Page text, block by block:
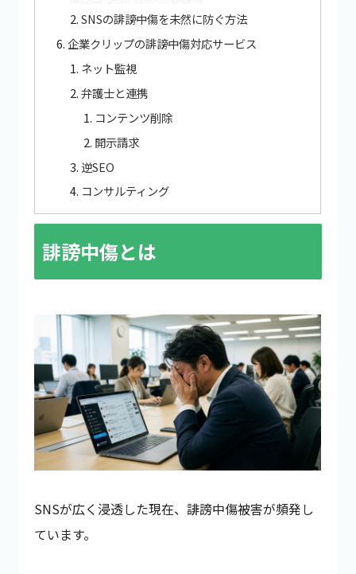
SNSの誹謗中傷を未然に防ぐ方法
企業クリップの誹謗中傷対応サービス
ネット監視
弁護士と連携
コンテンツ削除
開示請求
逆SEO
コンサルティング
誹謗中傷とは
SNSが広く浸透した現在、誹謗中傷被害が頻発し
ています。